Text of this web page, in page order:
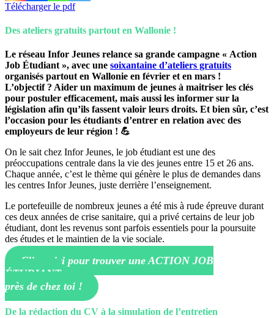
Télécharger le pdf
Des ateliers gratuits partout en Wallonie !
Le réseau Infor Jeunes relance sa grande campagne « Action
Job Étudiant », avec une soixantaine d’ateliers gratuits
organisés partout en Wallonie en février et en mars !
L’objectif ? Aider un maximum de jeunes à maitriser les clés
pour postuler efficacement, mais aussi les informer sur la
législation afin qu’ils fassent valoir leurs droits. Et bien sûr, c’est
l’occasion pour les étudiants d’entrer en relation avec des
employeurs de leur région ! 💪
On le sait chez Infor Jeunes, le job étudiant est une des
préoccupations centrale dans la vie des jeunes entre 15 et 26 ans.
Chaque année, c’est le thème qui génère le plus de demandes dans
les centres Infor Jeunes, juste derrière l’enseignement.
Le portefeuille de nombreux jeunes a été mis à rude épreuve durant
ces deux années de crise sanitaire, qui a privé certains de leur job
étudiant, dont les revenus sont parfois essentiels pour la poursuite
des études et le maintien de la vie sociale.
Clique ici pour trouver une ACTION JOB
ÉTUDIANT
près de chez toi !
De la rédaction du CV à la simulation de l’entretien